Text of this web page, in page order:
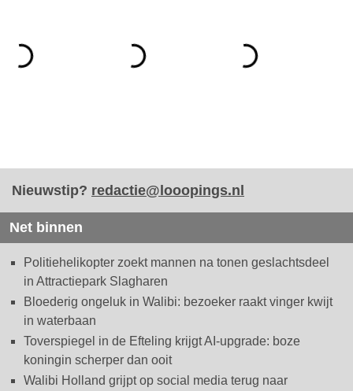
Nieuwstip? redactie@looopings.nl
Net binnen
Politiehelikopter zoekt mannen na tonen geslachtsdeel
in Attractiepark Slagharen
Bloederig ongeluk in Walibi: bezoeker raakt vinger kwijt
in waterbaan
Toverspiegel in de Efteling krijgt AI-upgrade: boze
koningin scherper dan ooit
Walibi Holland grijpt op social media terug naar